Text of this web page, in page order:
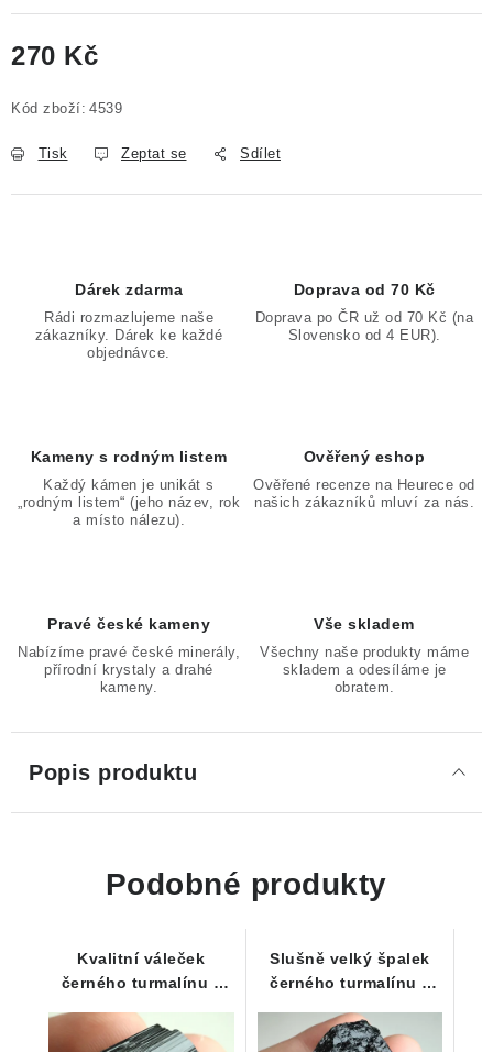
270 Kč
Kód zboží: 4539
Tisk Zeptat se Sdílet
Dárek zdarma
Rádi rozmazlujeme naše
zákazníky. Dárek ke každé
objednávce.
Doprava od 70 Kč
Doprava po ČR už od 70 Kč (na
Slovensko od 4 EUR).
Kameny s rodným listem
Každý kámen je unikát s
„rodným listem“ (jeho název, rok
a místo nálezu).
Ověřený eshop
Ověřené recenze na Heurece od
našich zákazníků mluví za nás.
Pravé české kameny
Nabízíme pravé české minerály,
přírodní krystaly a drahé
kameny.
Vše skladem
Všechny naše produkty máme
skladem a odesíláme je
obratem.
Popis produktu
Podobné produkty
Kvalitní váleček
černého turmalínu z
Slušně velký špalek
černého turmalínu z